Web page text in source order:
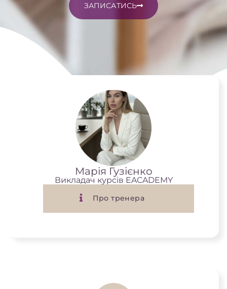
ЗАПИСАТИСЬ
Марія Гузієнко
Викладач курсів EACADEMY
Про тренера